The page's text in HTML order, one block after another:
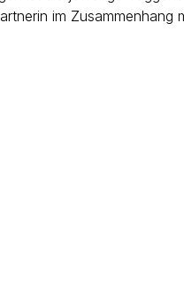
im Zusammenhang